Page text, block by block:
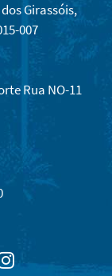
Girassóis,
007
Rua NO-11
Instagram